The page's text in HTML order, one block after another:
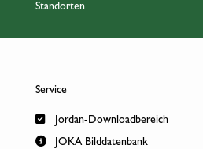
Standorten
Service
Jordan-Downloadbereich
JOKA Bilddatenbank